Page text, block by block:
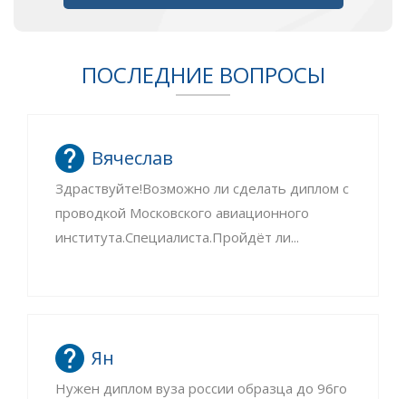
ПОСЛЕДНИЕ ВОПРОСЫ
Вячеслав
Здраствуйте!Возможно ли сделать диплом с
проводкой Московского авиационного
института.Специалиста.Пройдёт ли...
Ян
Нужен диплом вуза россии образца до 96го